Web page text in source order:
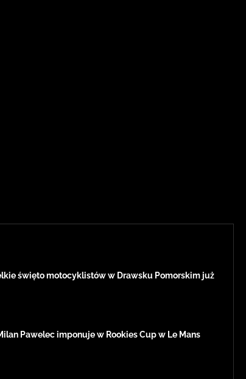
święto motocyklistów w Drawsku Pomorskim już
Pawelec imponuje w Rookies Cup w Le Mans